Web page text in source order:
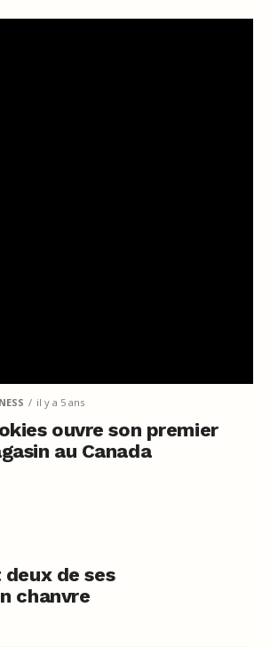
il y a 5 ans
ouvre son premier
au Canada
de ses
chanvre